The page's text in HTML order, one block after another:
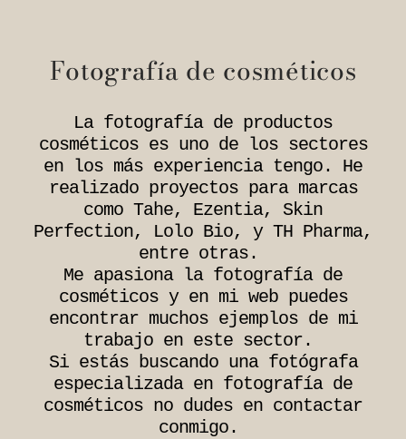
Fotografía de cosméticos​
La fotografía de productos
cosméticos es uno de los sectores
en los más experiencia tengo. He
realizado proyectos para marcas
como Tahe, Ezentia, Skin
Perfection, Lolo Bio, y TH Pharma,
entre otras.
Me apasiona la fotografía de
cosméticos y en mi web puedes
encontrar muchos ejemplos de mi
trabajo en este sector.
Si estás buscando una fotógrafa
especializada en fotografía de
cosméticos no dudes en contactar
conmigo.